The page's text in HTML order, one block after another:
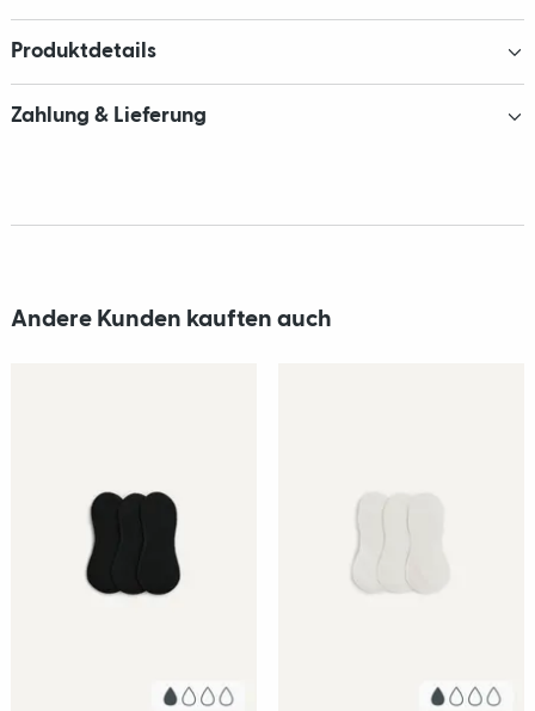
Produktdetails
Zahlung & Lieferung
Andere Kunden kauften auch